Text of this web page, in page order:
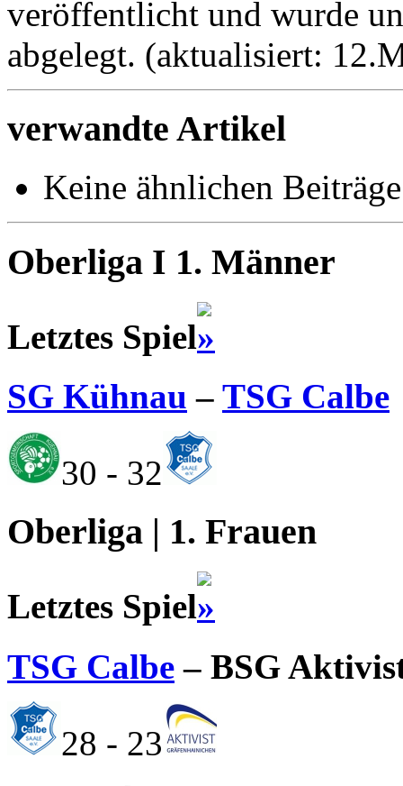
veröffentlicht und wurde
abgelegt. (aktualisiert:
verwandte Artikel
Keine ähnlichen Beiträge
Oberliga I 1. Männer
Letztes Spiel
SG Kühnau – TSG Calbe
30 - 32
Oberliga | 1. Frauen
Letztes Spiel
TSG Calbe – BSG
28 - 23